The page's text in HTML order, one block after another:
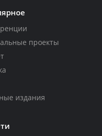
проекты
издания